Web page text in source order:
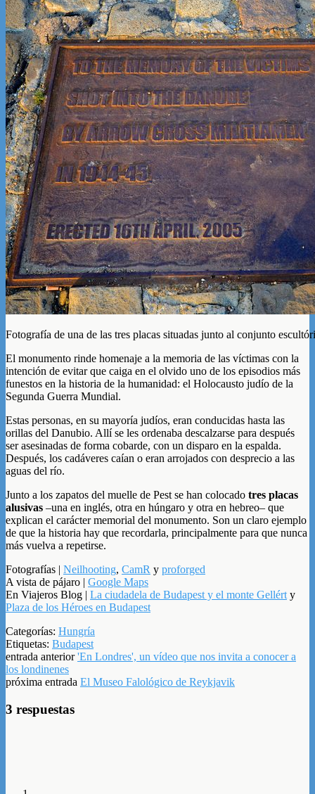
Fotografía de una de las tres placas situadas junto al conjunto
El monumento rinde homenaje a la memoria de las víctimas con la
intención de evitar que caiga en el olvido uno de los episodios más
funestos en la historia de la humanidad: el Holocausto judío de la
Segunda Guerra Mundial.
Estas personas, en su mayoría judíos, eran conducidas hasta las
orillas del Danubio. Allí se les ordenaba descalzarse para después
ser asesinadas de forma cobarde, con un disparo en la espalda.
Después, los cadáveres caían o eran arrojados con desprecio a las
aguas del río.
Junto a los zapatos del muelle de Pest se han colocado tres placas
alusivas –una en inglés, otra en húngaro y otra en hebreo– que
explican el carácter memorial del monumento. Son un claro ejemplo
de que la historia hay que recordarla, principalmente para que nunca
más vuelva a repetirse.
Fotografías | Neilhooting, CamR y proforged
A vista de pájaro | Google Maps
En Viajeros Blog | La ciudadela de Budapest y el monte Gellért y
Plaza de los Héroes en Budapest
Categorías: Hungría
Etiquetas: Budapest
entrada anterior'En Londres', un vídeo que nos invita a conocer a
los londinenes
próxima entrada El Museo Falológico de Reykjavik
3 respuestas